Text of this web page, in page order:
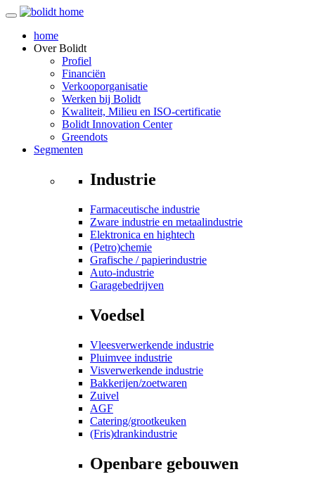
home
OverBolidt
Profiel
Financiën
Verkooporganisatie
Werken bij Bolidt
Kwaliteit, Milieu en ISO-certificatie
Bolidt Innovation Center
Greendots
Segmenten
Industrie
Farmaceutische industrie
Zware industrie en metaalindustrie
Elektronica en hightech
(Petro)chemie
Grafische / papierindustrie
Auto-industrie
Garagebedrijven
Voedsel
Vleesverwerkende industrie
Pluimvee industrie
Visverwerkende industrie
Bakkerijen/zoetwaren
Zuivel
AGF
Catering/grootkeuken
(Fris)drankindustrie
Openbare gebouwen